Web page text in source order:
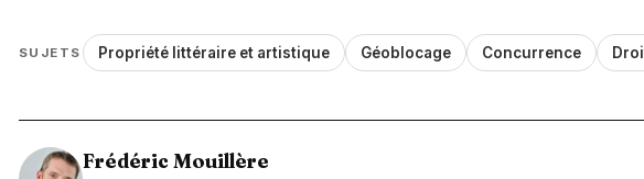
SUJETS Propriété littéraire et artistique Géoblocage Concurrence
Frédéric Mouillère